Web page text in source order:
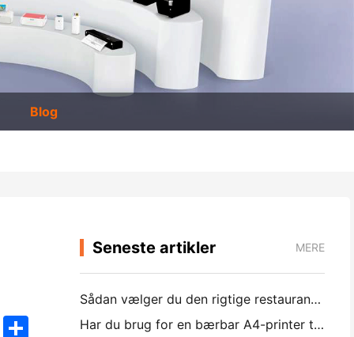
Blog
TwitterShare
Seneste artikler MERE
Sådan vælger du den rigtige restaurant software til din lille eller mellemstore restaurant
Har du brug for en bærbar A4-printer til lagerfakturaer? Hvad faktisk virker